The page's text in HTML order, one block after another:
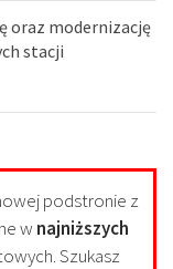
oraz modernizację
stacji
podstronie z
w najniższych
Szukasz